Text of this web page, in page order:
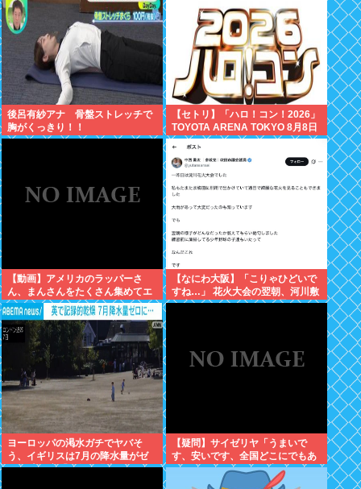
後呂有紗アナ 骨盤ストレッチで
胸がくっきり！！
【セトリ】「ハロ！コン！2026」
TOYOTA ARENA TOKYO 8月8日
昼・夜公演セットリス
【動画】アメリカのラッパーさ
ん、まんさんをたくさん集めてエ
チエチダンスを全裸で踊るMVを撮
ってしまう❤
【なにわ大阪】「こりゃひどいで
すね…」 花火大会の翌朝、河川敷
に広がっていた衝撃の光景
ヨーロッパの渇水ガチでヤバそ
う、イギリスは7月の降水量がゼ
ロに 専門家「今年は過去最悪の不
【疑問】サイゼリヤ「うまいで
す、安いです、全国どこにでもあ
ります」←こいつの弱点